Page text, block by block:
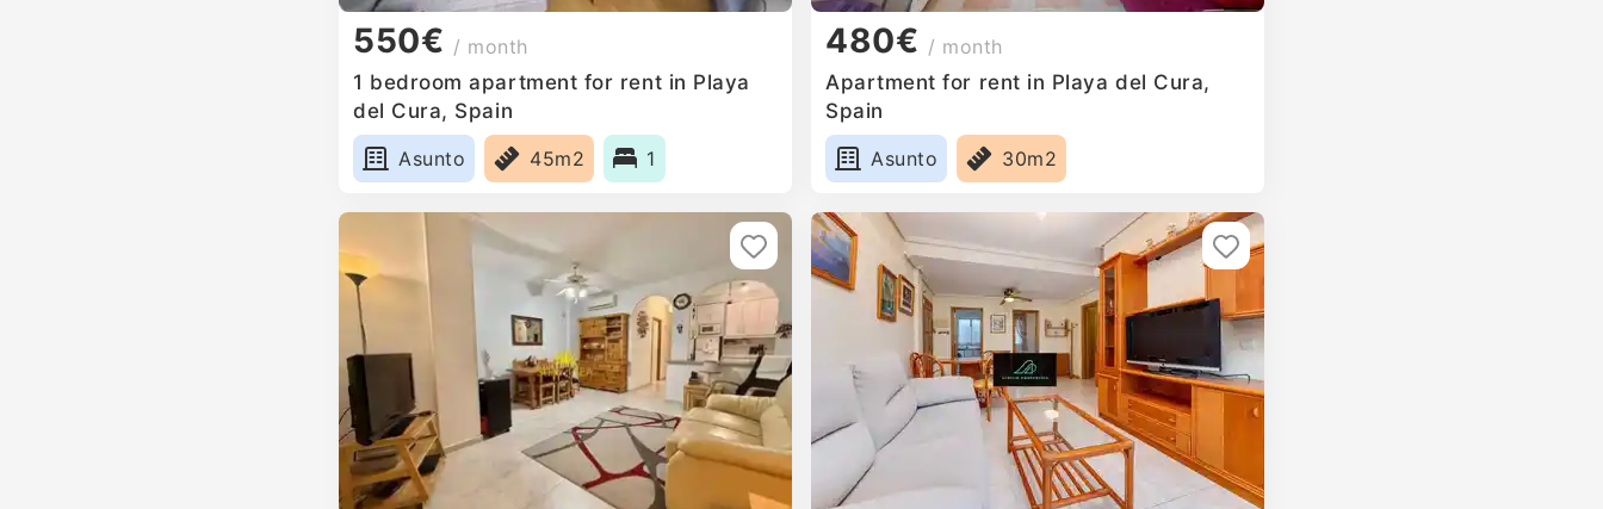
550€ / month
1 bedroom apartment for rent in Playa
del Cura, Spain
Asunto
45m2 1
480€ / month
Apartment for rent in Playa del Cura,
Spain
Asunto
30m2